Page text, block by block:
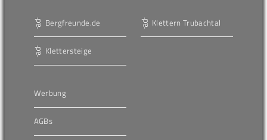
Bergfreunde.de
Klettersteige
Klettern Trubachtal
Werbung
AGBs